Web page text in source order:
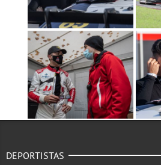
DEPORTISTAS